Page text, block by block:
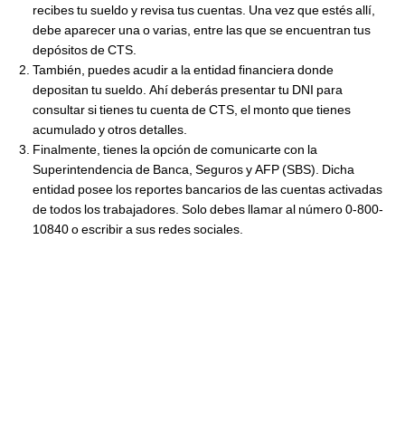
recibes tu sueldo y revisa tus cuentas. Una vez que estés allí,
debe aparecer una o varias, entre las que se encuentran tus
depósitos de CTS.
También, puedes acudir a la entidad financiera donde
depositan tu sueldo. Ahí deberás presentar tu DNI para
consultar si tienes tu cuenta de CTS, el monto que tienes
acumulado y otros detalles.
Finalmente, tienes la opción de comunicarte con la
Superintendencia de Banca, Seguros y AFP (SBS). Dicha
entidad posee los reportes bancarios de las cuentas activadas
de todos los trabajadores. Solo debes llamar al número 0-800-
10840 o escribir a sus redes sociales.